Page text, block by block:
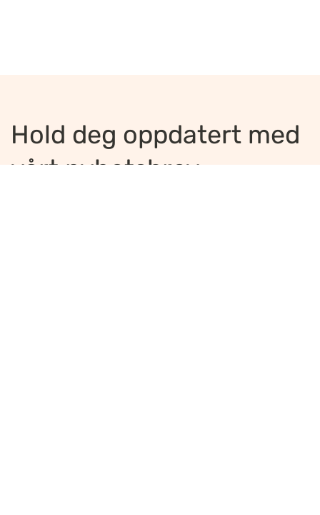
Hold deg oppdatert med
vårt nyhetsbrev